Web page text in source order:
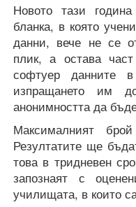
Новото тази
бланка, в която
данни, вече не се
плик, а остава
софтуер данните
изпращането им
анонимността да
Максималният
Резултатите ще
това в тридневен
запознаят с
училищата, в които